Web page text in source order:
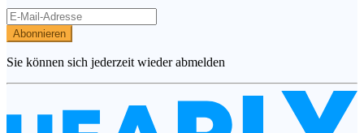
Abonnieren
Sie können sich jederzeit wieder abmelden